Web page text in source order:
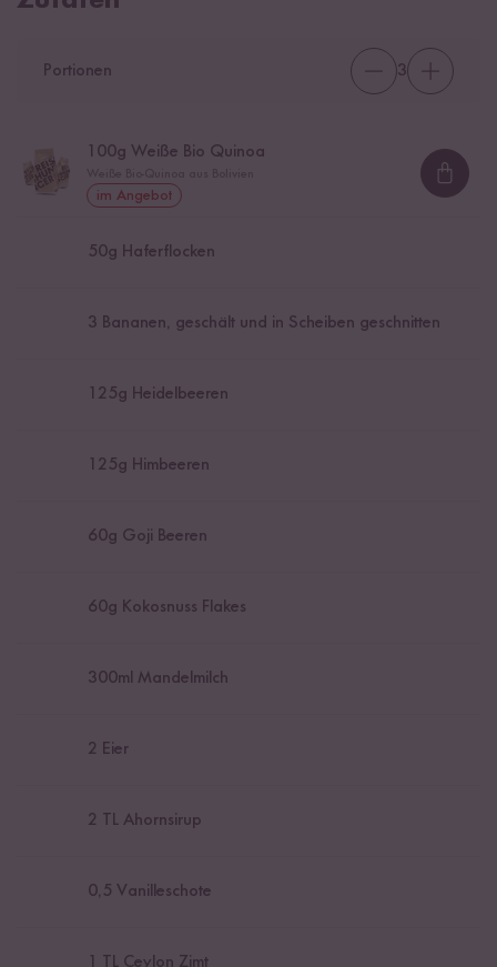
Portionen 3
100g Weiße Bio Quinoa
im Angebot
50g Haferflocken
3 Bananen, geschält und in Scheiben geschnitten
125g Heidelbeeren
125g Himbeeren
60g Goji Beeren
60g Kokosnuss Flakes
300ml Mandelmilch
2 Eier
2 TL Ahornsirup
0,5 Vanilleschote
TL Ceylon Zimt